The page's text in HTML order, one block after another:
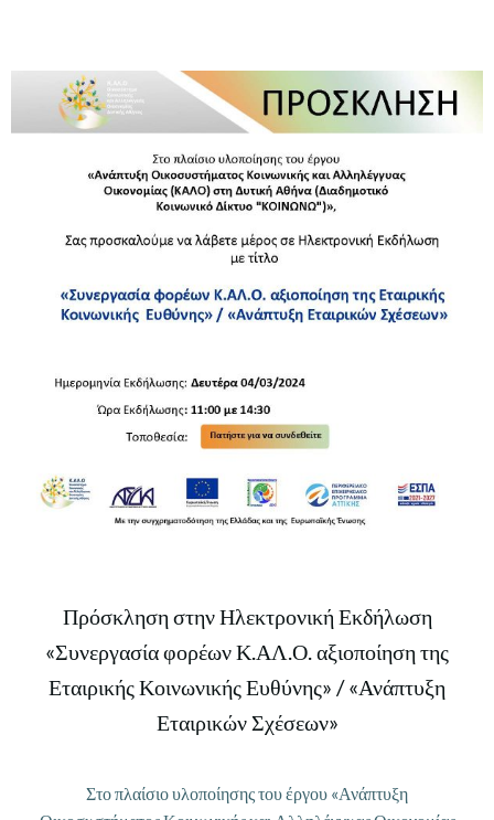
Πρόσκληση στην Ηλεκτρονική Εκδήλωση
«Συνεργασία φορέων Κ.ΑΛ.Ο. αξιοποίηση της
Εταιρικής Κοινωνικής Ευθύνης» / «Ανάπτυξη
Εταιρικών Σχέσεων»
Στο πλαίσιο υλοποίησης του έργου «Ανάπτυξη